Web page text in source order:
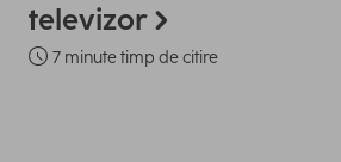
televizor
7 minute timp de citire